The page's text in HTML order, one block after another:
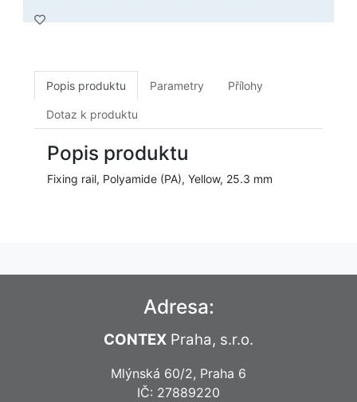
Popis produktu Parametry Přílohy
Dotaz k produktu
Popis produktu
Fixing rail, Polyamide (PA), Yellow, 25.3 mm
Adresa:
CONTEX Praha, s.r.o.
Mlýnská 60/2, Praha 6
IČ: 27889220